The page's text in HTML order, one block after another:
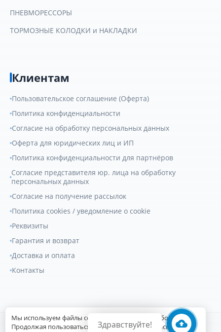
Здравствуйте!
ПНЕВМОРЕССОРЫ
ТОРМОЗНЫЕ КОЛОДКИ и НАКЛАДКИ
Клиентам
Пользовательское соглашение (Оферта)
Политика конфиденциальности
Согласие на обработку персональных данных
Оферта для юридических лиц и ИП
Политика конфиденциальности для партнёров
Согласие представителя юр. лица на обработку
персональных данных
Согласие на получение рассылок
Политика cookies / уведомление о cookie
Реквизиты
Гарантия и возврат
Доставка и оплата
Контакты
© 2007-2026Геркулес Трак. Все права защищены.
Мы используем файлы cookie для улучшения работы сайта.
Продолжая пользоваться сайтом, вы соглашаетесь с